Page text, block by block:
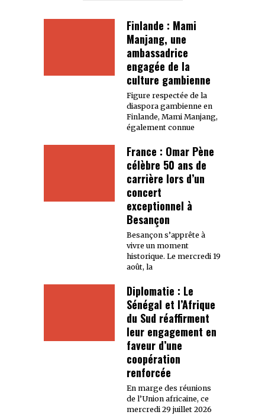
Finlande : Mami
Manjang, une
ambassadrice
engagée de la
culture gambienne
Figure respectée de la
diaspora gambienne en
Finlande, Mami Manjang,
également connue
France : Omar Pène
célèbre 50 ans de
carrière lors d’un
concert
exceptionnel à
Besançon
Besançon s’apprête à
vivre un moment
historique. Le mercredi 19
août, la
Diplomatie : Le
Sénégal et l’Afrique
du Sud réaffirment
leur engagement en
faveur d’une
coopération
renforcée
En marge des réunions
de l’Union africaine, ce
mercredi 29 juillet 2026